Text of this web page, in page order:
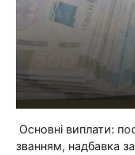
Основні виплати:
званням, надбавка